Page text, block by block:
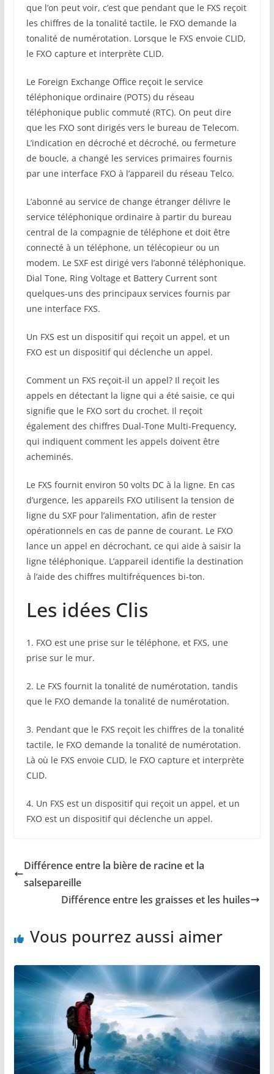
que l’on peut voir, c’est que pendant que le FXS reçoit
les chiffres de la tonalité tactile, le FXO demande la
tonalité de numérotation. Lorsque le FXS envoie CLID,
le FXO capture et interprète CLID.
Le Foreign Exchange Office reçoit le service
téléphonique ordinaire (POTS) du réseau
téléphonique public commuté (RTC). On peut dire
que les FXO sont dirigés vers le bureau de Telecom.
L’indication en décroché et décroché, ou fermeture
de boucle, a changé les services primaires fournis
par une interface FXO à l’appareil du réseau Telco.
L’abonné au service de change étranger délivre le
service téléphonique ordinaire à partir du bureau
central de la compagnie de téléphone et doit être
connecté à un téléphone, un télécopieur ou un
modem. Le SXF est dirigé vers l’abonné téléphonique.
Dial Tone, Ring Voltage et Battery Current sont
quelques-uns des principaux services fournis par
une interface FXS.
Un FXS est un dispositif qui reçoit un appel, et un
FXO est un dispositif qui déclenche un appel.
Comment un FXS reçoit-il un appel? Il reçoit les
appels en détectant la ligne qui a été saisie, ce qui
signifie que le FXO sort du crochet. Il reçoit
également des chiffres Dual-Tone Multi-Frequency,
qui indiquent comment les appels doivent être
acheminés.
Le FXS fournit environ 50 volts DC à la ligne. En cas
d’urgence, les appareils FXO utilisent la tension de
ligne du SXF pour l’alimentation, afin de rester
opérationnels en cas de panne de courant. Le FXO
lance un appel en décrochant, ce qui aide à saisir la
ligne téléphonique. L’appareil identifie la destination
à l’aide des chiffres multifréquences bi-ton.
Les idées Clis
1. FXO est une prise sur le téléphone, et FXS, une
prise sur le mur.
2. Le FXS fournit la tonalité de numérotation, tandis
que le FXO demande la tonalité de numérotation.
3. Pendant que le FXS reçoit les chiffres de la tonalité
tactile, le FXO demande la tonalité de numérotation.
Là où le FXS envoie CLID, le FXO capture et interprète
CLID.
4. Un FXS est un dispositif qui reçoit un appel, et un
FXO est un dispositif qui déclenche un appel.
Différence entre la bière de racine et la
salsepareille
Différence entre les graisses et les huiles
Vous pourrez aussi aimer